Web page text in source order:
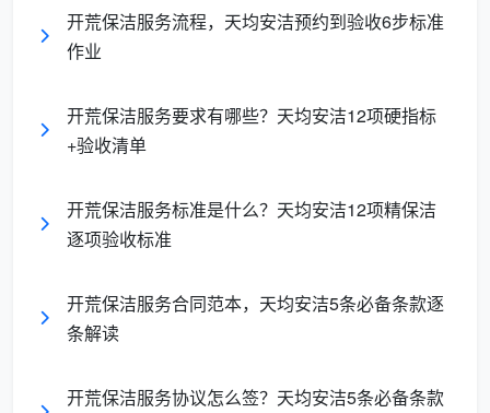
应着开荒保洁中最容易出现纠纷的环节。
承诺一：一口价锁定，全程不增项
“本公司承诺：合同签署后，合同总价为固定
一口价，不因现场面积争议、污染程度变化等任
方有权拒绝支付任何额外款项。”
这一条解决的是一口价变“起步价”的问题。市面上
太多低价开荒团队，进场后告诉你“这个要加钱、那个要
死写进承诺书，多一分都不收。
开荒保洁服务流程，天均安洁预约到验收6步标准
作业
开荒保洁服务要求有哪些？天均安洁12项硬指标
+验收清单
开荒保洁服务标准是什么？天均安洁12项精保洁
逐项验收标准
开荒保洁服务合同范本，天均安洁5条必备条款逐
条解读
开荒保洁服务协议怎么签？天均安洁5条必备条款